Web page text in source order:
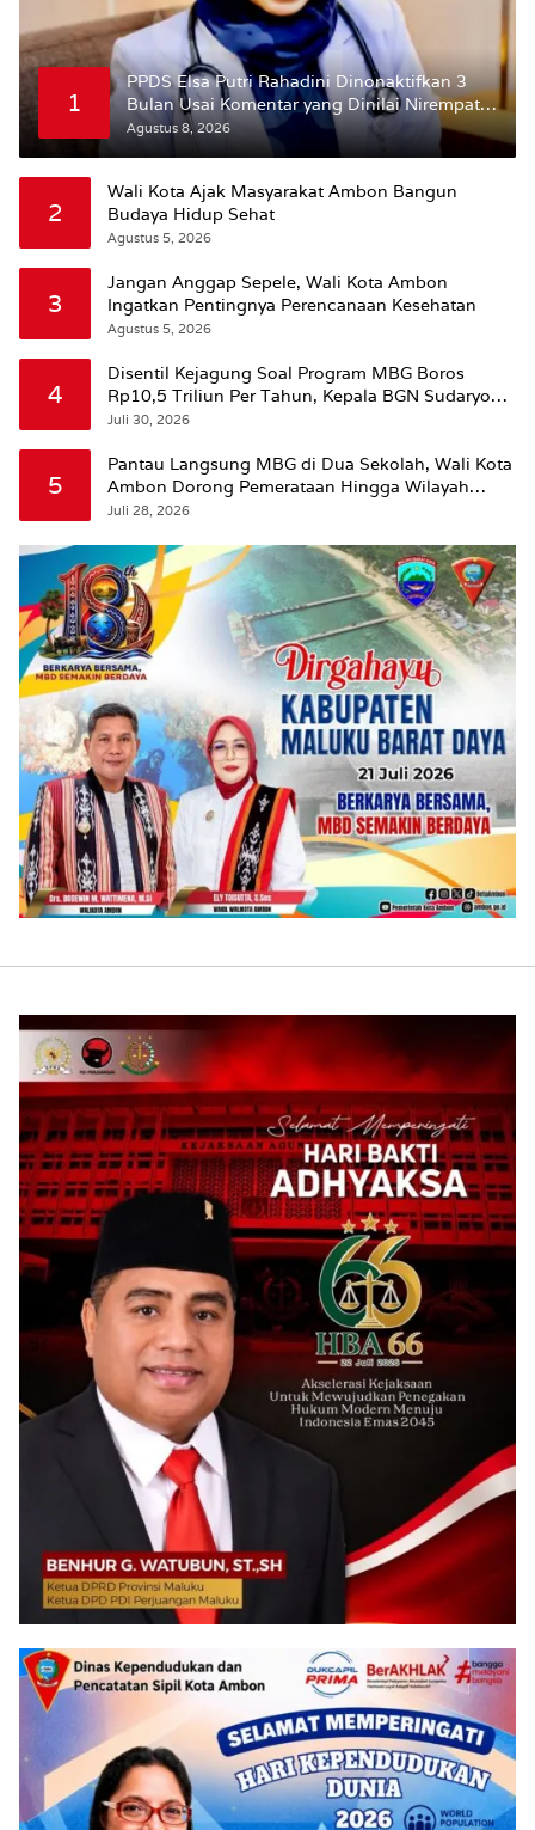
1
PPDS Elsa Putri Rahadini Dinonaktifkan 3
Bulan Usai Komentar yang Dinilai Nirempati
ke Pasien BPJS
Agustus 8, 2026
2
Wali Kota Ajak Masyarakat Ambon Bangun
Budaya Hidup Sehat
Agustus 5, 2026
3
Jangan Anggap Sepele, Wali Kota Ambon
Ingatkan Pentingnya Perencanaan Kesehatan
Agustus 5, 2026
4
Disentil Kejagung Soal Program MBG Boros
Rp10,5 Triliun Per Tahun, Kepala BGN Sudaryono
Beri Penjelasan
Juli 30, 2026
5
Pantau Langsung MBG di Dua Sekolah, Wali Kota
Ambon Dorong Pemerataan Hingga Wilayah
Leitimur Selatan
Juli 28, 2026